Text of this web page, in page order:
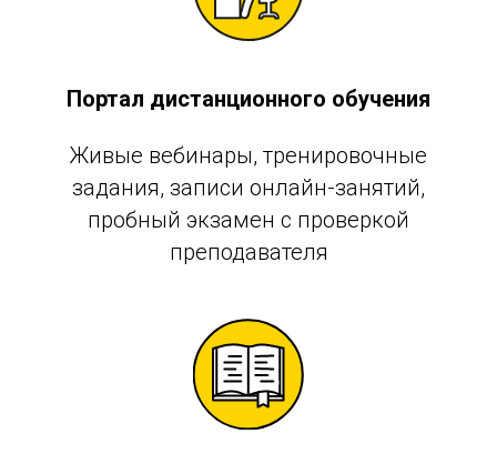
Портал дистанционного обучения
Живые вебинары, тренировочные
задания, записи онлайн-занятий,
пробный экзамен с проверкой
преподавателя